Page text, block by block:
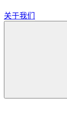
关于我们